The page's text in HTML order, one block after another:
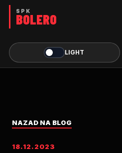
LIGHT
NAZAD NA BLOG
18.12.2023